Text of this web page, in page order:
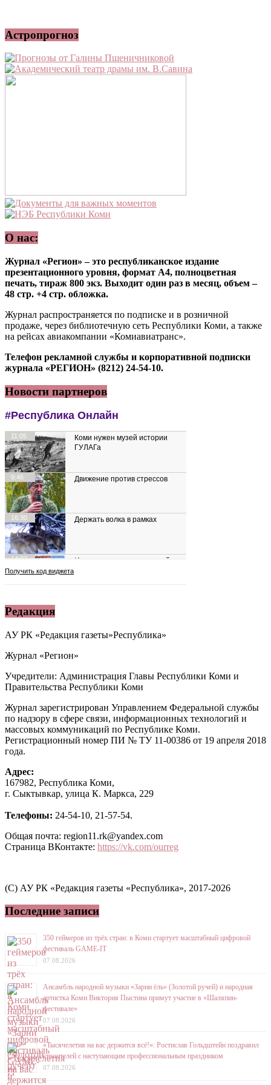
Астропрогноз
О нас:
Журнал «Регион» – это республиканское издание
презентационного уровня, формат А4, полноцветная
печать, тираж 800 экз. Выходит один раз в месяц, объем –
48 стр. +4 стр. обложка.
Журнал распространяется по подписке и в розничной
продаже, через библиотечную сеть Республики Коми, а также
на рейсах авиакомпании «Комиавиатранс».
Телефон рекламной службы и корпоративной подписки
журнала «РЕГИОН» (8212) 24-54-10.
Новости партнеров
Редакция
АУ РК «Редакция газеты»Республика»
Журнал «Регион»
Учредители: Администрация Главы Республики Коми и
Правительства Республики Коми
Журнал зарегистрирован Управлением Федеральной службы
по надзору в сфере связи, информационных технологий и
массовых коммуникаций по Республике Коми.
Регистрационный номер ПИ № ТУ 11-00386 от 19 апреля 2018
года.
Адрес:
167982, Республика Коми,
г. Сыктывкар, улица К. Маркса, 229
Телефоны: 24-54-10, 21-57-54.
Общая почта: region11.rk@yandex.com
Страница ВКонтакте: https://vk.com/ourreg
(C) АУ РК «Редакция газеты «Республика», 2017-2026
Последние записи
350 геймеров из трёх стран: в Коми стартует масштабный цифровой
фестиваль GAME-IT
07.08.2026
Ансамбль народной музыки «Зарни ёль» (Золотой ручей) и народная
артистка Коми Виктория Пыстина примут участие в «Шаляпин-
фестивале»
07.08.2026
«Тысячелетия на вас держится всё!»: Ростислав Гольдштейн поздравил
строителей с наступающим профессиональным праздником
07.08.2026